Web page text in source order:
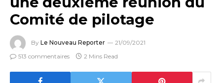
Comité de pilotage
By Le Nouveau Reporter
21/09/2021
513 commentaires
2 Mins Read